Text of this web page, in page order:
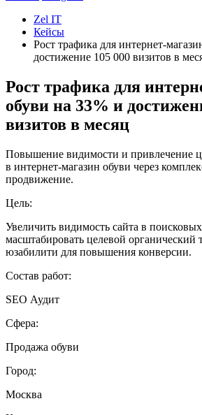
Zel IT
Кейсы
Рост трафика для интернет-
достижение 105 000 визитов в
Рост трафика для
обуви на 33% и
визитов в месяц
Повышение видимости и привлечение
в интернет-магазин обуви через
продвижение.
Цель:
Увеличить видимость сайта в
масштабировать целевой органический
юзабилити для повышения конверсии.
Состав работ:
SEO Аудит
Сфера:
Продажа обуви
Город:
Москва